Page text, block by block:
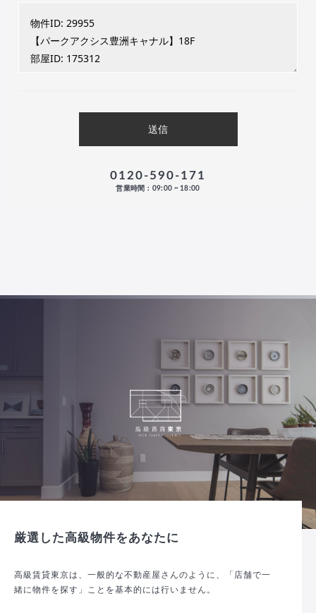
0120-590-171
営業時間：09:00 ~ 18:00
厳選した高級物件をあなたに
高級賃貸東京は、一般的な不動産屋さんのように、「店舗で一
緒に物件を探す」ことを基本的には行いません。